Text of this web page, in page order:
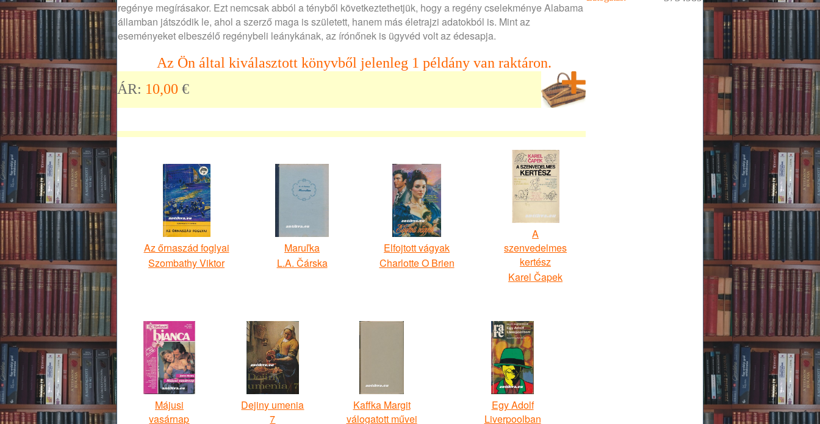
regénye megírásakor. Ezt nemcsak abból a tényből következtethetjük, hogy a regény cselekménye Alabama
államban játszódik le, ahol a szerző maga is született, hanem más életrajzi adatokból is. Mint az
eseményeket elbeszélő regénybeli leánykának, az írónőnek is ügyvéd volt az édesapja.
Az Ön által kiválasztott könyvből jelenleg 1 példány van raktáron.
ÁR: 10,00 €
Az őrnaszád foglyai
Szombathy Viktor
Maruľka
L.A. Čárska
Elfojtott vágyak
Charlotte O Brien
A
szenvedelmes
kertész
Karel Čapek
Májusi
vasárnap
Dejiny umenia
7
Kaffka Margit
válogatott művei
Egy Adolf
Liverpoolban